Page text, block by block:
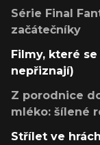
Série Final
začátečníky
Filmy, které
nepřiznají)
Z porodnice
mléko: šílené
Střílet ve